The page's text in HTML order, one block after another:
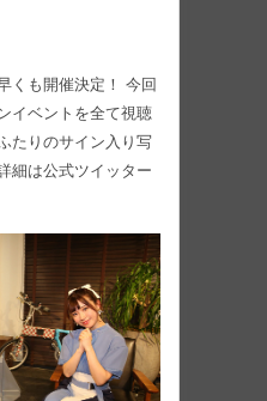
くも開催決定！ 今回
イベントを全て視聴
たりのサイン入り写
細は公式ツイッター